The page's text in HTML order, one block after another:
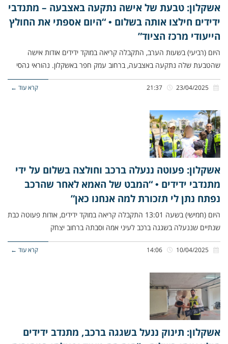
אשקלון: טבעת של אישה נתקעה באצבעה – מתנדבי
ידידים חילצו אותה בשלום • “היום אספתי את החולץ
הייעודי מרכז הציוד”
היום (רביעי) בשעות הערב, התקבלה קריאה במוקד ידידים אודות אישה
שהטבעת שלה נתקעה באצבעה, ברחוב עמק חפר באשקלון. נהוראי גהסי
קרא עוד ←
אשקלון: פעוטה ננעלה ברכב וחולצה בשלום על ידי
מתנדבי ידידים • “המבט של האמא לאחר שהרכב
נפתח נתן לי תזכורת למה אנחנו כאן”
היום (חמישי) בשעה 13:01 התקבלה קריאה במוקד ידידים, אודות פעוטה כבת
שנתיים שננעלה בשגגה ברכב לעיני אמהּ וסבתהּ ברחוב יצחק
קרא עוד ←
אשקלון: תינוק ננעל בשגגה ברכב, מתנדב ידידים